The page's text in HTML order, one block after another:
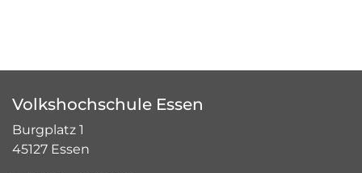
Volkshochschule Essen
Burgplatz 1
45127 Essen